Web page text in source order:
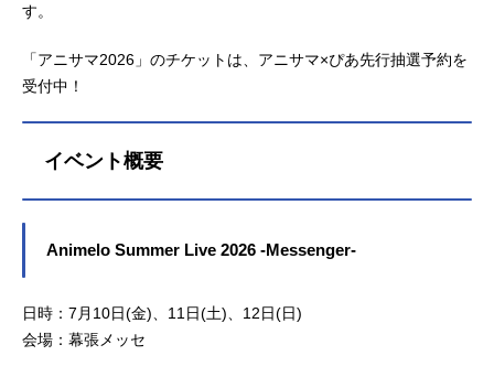
す。
「アニサマ2026」のチケットは、アニサマ×ぴあ先行抽選予約を
受付中！
イベント概要
Animelo Summer Live 2026 -Messenger-
日時：7月10日(金)、11日(土)、12日(日)
会場：幕張メッセ